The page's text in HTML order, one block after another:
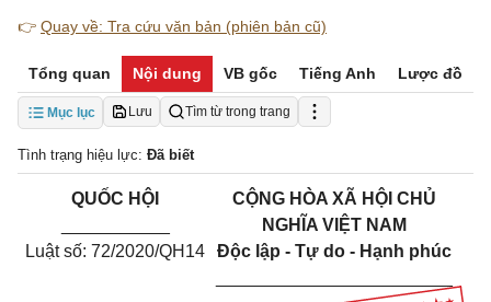
👉 Quay về: Tra cứu văn bản (phiên bản cũ)
Tổng quan Nội dung VB gốc Tiếng Anh Lược đồ
Mục lục Lưu Tìm từ trong trang
Tình trạng hiệu lực: Đã biết
QUỐC HỘ
Luật số: 72/2020/QH14
CỘNG HÒA XÃ HỘI CHỦ
NGHĨA VIỆT NAM
Độc lập - Tự do - Hạnh phúc